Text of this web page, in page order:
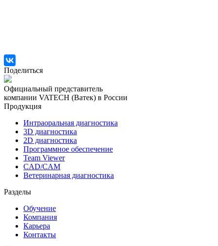
Поделиться
Официальный представитель
компании VATECH (Ватек) в России
Продукция
Интраоральная диагностика
3D диагностика
2D диагностика
Программное обеспечение
Team Viewer
CAD/CAM
Ветеринарная диагностика
Разделы
Обучение
Компания
Карьера
Контакты